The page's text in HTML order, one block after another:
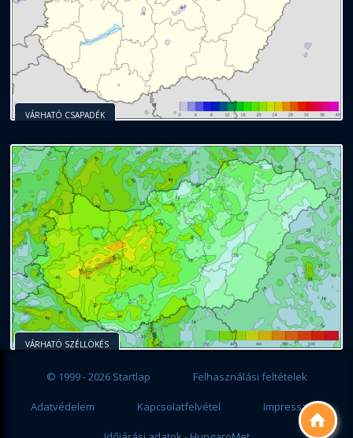

VÁRHATÓ CSAPADÉK
VÁRHATÓ SZÉLLÖKÉS
© 1999 - 2026 Startlap Felhasználási feltételek
Adatvédelem Kapcsolatfelvétel Impresszum